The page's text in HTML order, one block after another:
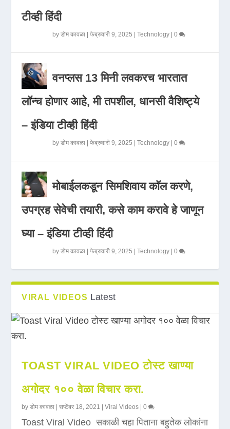
टीव्ही हिंदी
byडोम कावळा |फेब्रुवारी 9, 2025 |Technology |0
वनप्लस 13 मिनी लवकरच भारतात
लॉन्च होणार आहे, मी तपशील, धानसी वैशिष्ट्ये
– इंडिया टीव्ही हिंदी
byडोम कावळा |फेब्रुवारी 9, 2025 |Technology |0
मोबाईलकडून सिमशिवाय कॉल करणे,
उपग्रह सेवेची तयारी, कसे काम करावे हे जाणून
घ्या – इंडिया टीव्ही हिंदी
byडोम कावळा |फेब्रुवारी 9, 2025 |Technology |0
VIRAL VIDEOS Latest
TOAST VIRAL VIDEO टोस्ट खाण्या
अगोदर १०० वेळा विचार करा.
byडोम कावळा |सप्टेंबर 18, 2021 |Viral Videos |0
Toast Viral Video सकाळी चहा पिताना बहुतेक लोकांना